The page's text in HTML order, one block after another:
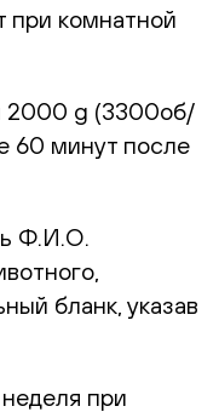
при комнатной
2000 g (3300об/
60 минут после
Ф.И.О.
бланк, указав
при